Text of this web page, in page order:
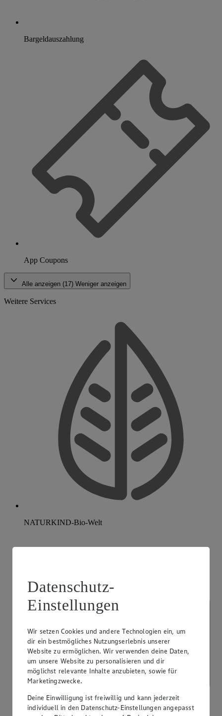
Bargeldauszahlung
App Coupons
Alle anzeigen (17) Weniger anzeigen
Weitere Services
NATURKIND-Bio-Welt
Datenschutz-
Einstellungen
Wir setzen Cookies und andere Technologien ein, um
dir ein bestmögliches Nutzungserlebnis unserer
Website zu ermöglichen. Wir verwenden deine Daten,
um unsere Website zu personalisieren und dir
möglichst relevante Inhalte anzubieten, sowie für
Marketingzwecke.
Deine Einwilligung ist freiwillig und kann jederzeit
individuell in den Datenschutz-Einstellungen angepasst